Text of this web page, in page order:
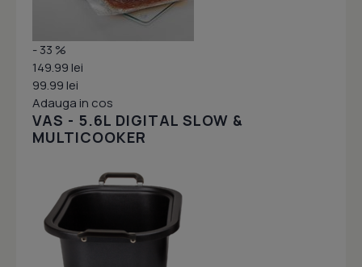
- 33 %
149.99 lei
99.99 lei
Adauga in cos
VAS - 5.6L DIGITAL SLOW &
MULTICOOKER